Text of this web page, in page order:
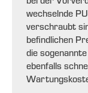
wechselnde
verschraubt
befindlichen
die
ebenfalls